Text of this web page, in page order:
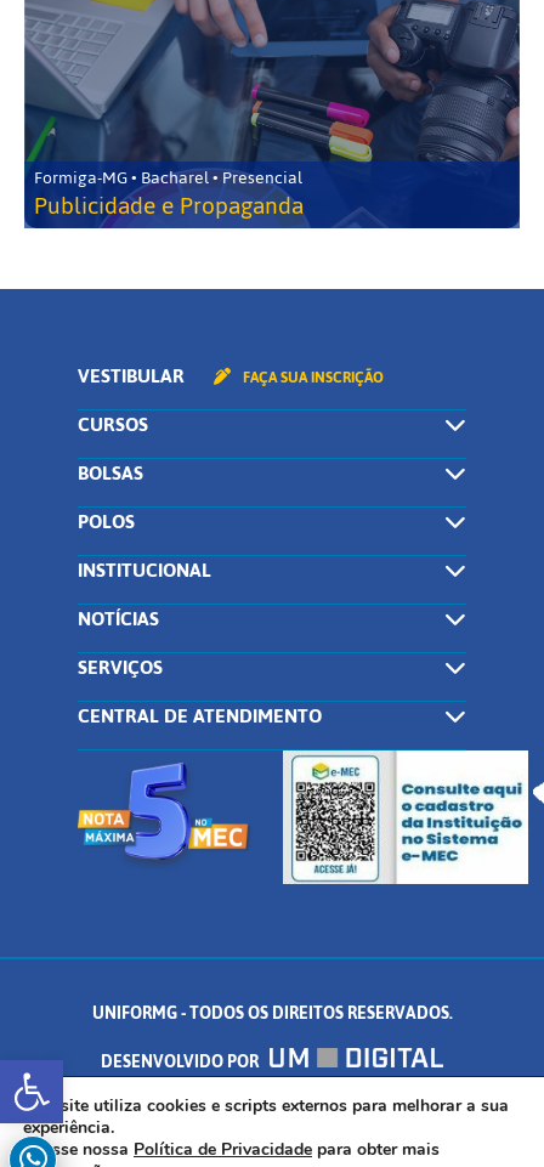
Abrir a barra de ferramentas
Formiga-MG • Bacharel • Presencial
Publicidade e Propaganda
VESTIBULAR FAÇA SUA INSCRIÇÃO
CURSOS
BOLSAS
POLOS
INSTITUCIONAL
NOTÍCIAS
SERVIÇOS
CENTRAL DE ATENDIMENTO
UNIFORMG - TODOS OS DIREITOS RESERVADOS.
DESENVOLVIDO POR
AV. DR. ARNALDO DE SENNA, 328 - PALMEIRAS, FORMIGA/MG - CEP:
35.574.530
Este site utiliza cookies e scripts externos para melhorar a sua
experiência.
Acesse nossa Política de Privacidade para obter mais